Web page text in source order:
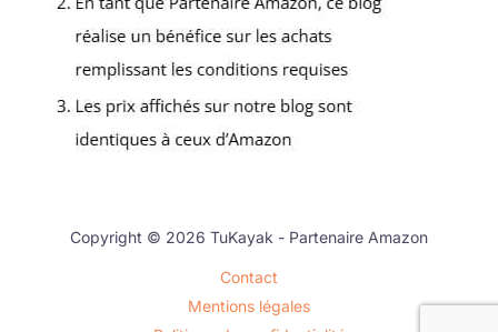
Copyright © 2026 TuKayak - Partenaire Amazon
Contact
Mentions légales